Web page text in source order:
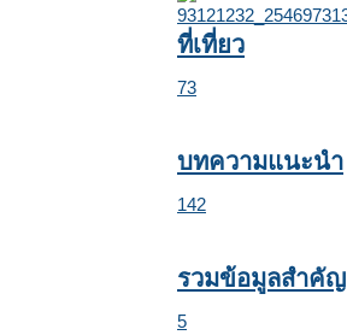
ที่เที่ยว
73
บทความแนะนำ
142
รวมข้อมูลสำคัญ
5